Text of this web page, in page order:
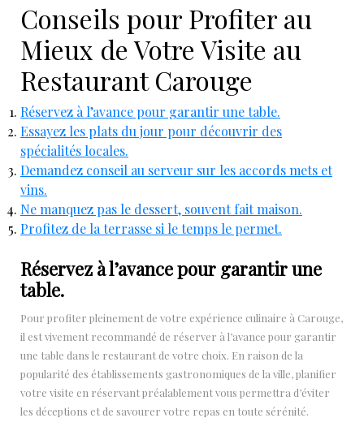
Conseils pour Profiter au
Mieux de Votre Visite au
Restaurant Carouge
Réservez à l’avance pour garantir une table.
Essayez les plats du jour pour découvrir des
spécialités locales.
Demandez conseil au serveur sur les accords mets et
vins.
Ne manquez pas le dessert, souvent fait maison.
Profitez de la terrasse si le temps le permet.
Réservez à l’avance pour garantir une
table.
Pour profiter pleinement de votre expérience culinaire à Carouge,
il est vivement recommandé de réserver à l’avance pour garantir
une table dans le restaurant de votre choix. En raison de la
popularité des établissements gastronomiques de la ville, planifier
votre visite en réservant préalablement vous permettra d’éviter
les déceptions et de savourer votre repas en toute sérénité.